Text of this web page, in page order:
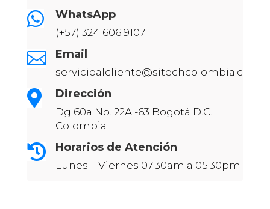
 WhatsApp
(+57) 324 606 9107
 Email
servicioalcliente@sitechcolombia.com
 Dirección
Dg 60a No. 22A -63 Bogotá D.C.
Colombia
 Horarios de Atención
Lunes – Viernes 07:30am a 05:30pm